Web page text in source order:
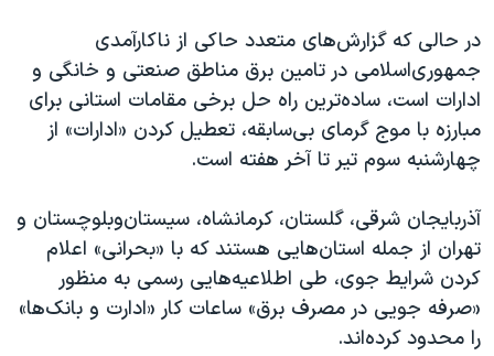
در حالی که گزارش‌های متعدد حاکی از ناکارآمدی
جمهوری‌اسلامی در تامین برق مناطق صنعتی و خانگی و
ادارات است، ساده‌ترین راه حل برخی مقامات استانی برای
مبارزه با موج گرمای بی‌سابقه، تعطیل کردن «ادارات» از
چهارشنبه سوم تیر تا آخر هفته است.
آذربایجان شرقی، گلستان، کرمانشاه، سیستان‌وبلوچستان و
تهران از جمله استان‌هایی هستند که با «بحرانی» اعلام
کردن شرایط جوی، طی اطلاعیه‌هایی رسمی به منظور
«صرفه جویی در مصرف برق» ساعات کار «ادارت و بانک‌ها»
را محدود کرده‌اند.